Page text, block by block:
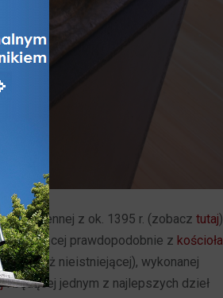
wapiennej z ok. 1395 r. (zobacz tutaj)
prawdopodobnie z kościoła
dziś już nieistniejącej), wykonanej
i będącej jednym z najlepszych dzieł